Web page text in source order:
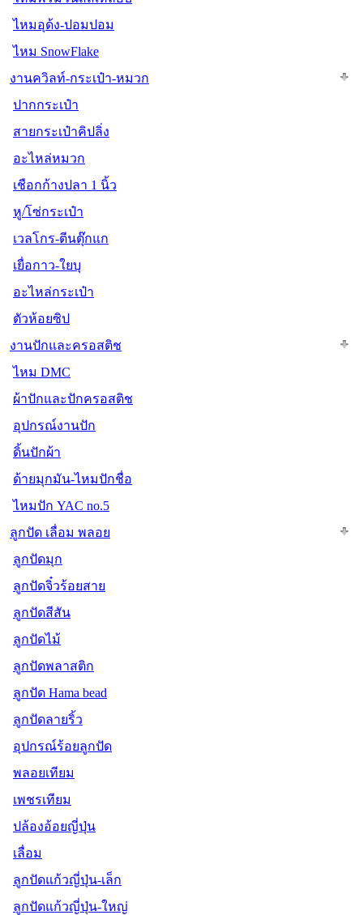
ไหมอุด้ง-ปอมปอม
ไหม SnowFlake
งานควิลท์-กระเป๋า-หมวก
ปากกระเป๋า
สายกระเป๋าคิปลิ่ง
อะไหล่หมวก
เชือกก้างปลา 1 นิ้ว
หู/โซ่กระเป๋า
เวลโกร-ตีนตุ๊กแก
เยื่อกาว-ใยบุ
อะไหล่กระเป๋า
ตัวห้อยซิป
งานปักและครอสติช
ไหม DMC
ผ้าปักและปักครอสติช
อุปกรณ์งานปัก
ดิ้นปักผ้า
ด้ายมุกมัน-ไหมปักชื่อ
ไหมปัก YAC no.5
ลูกปัด เลื่อม พลอย
ลูกปัดมุก
ลูกปัดจิ๋วร้อยสาย
ลูกปัดสีสัน
ลูกปัดไม้
ลูกปัดพลาสติก
ลูกปัด Hama bead
ลูกปัดลายริ้ว
อุปกรณ์ร้อยลูกปัด
พลอยเทียม
เพชรเทียม
ปล้องอ้อยญี่ปุ่น
เลื่อม
ลูกปัดแก้วญี่ปุ่น-เล็ก
ลูกปัดแก้วญี่ปุ่น-ใหญ่